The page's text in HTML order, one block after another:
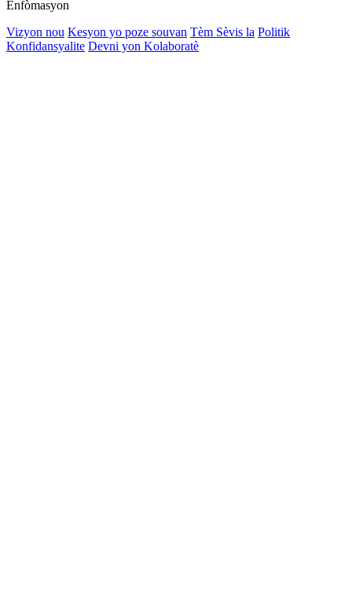
Enfòmasyon
Vizyon nou Kesyon yo poze souvan Tèm Sèvis la Politik
Konfidansyalite Devni yon Kolaboratè